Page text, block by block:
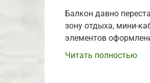
Балкон давно
зону отдыха, мини-
элементов
Читать полностью